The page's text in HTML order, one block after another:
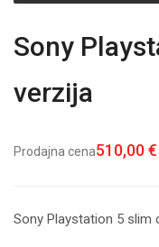
Sony
verzija
Prodajna cena510,00 €
Sony Playstation 5 slim